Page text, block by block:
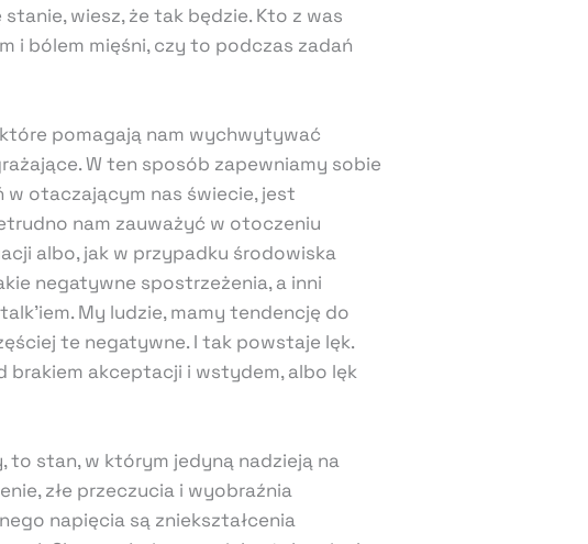
wiesz, że tak będzie. Kto z was
i bólem mięśni, czy to podczas zadań
pomagają nam wychwytywać
W ten sposób zapewniamy sobie
w otaczającym nas świecie, jest
nam zauważyć w otoczeniu
albo, jak w przypadku środowiska
negatywne spostrzeżenia, a inni
My ludzie, mamy tendencję do
te negatywne. I tak powstaje lęk.
brakiem akceptacji i wstydem, albo lęk
to stan, w którym jedyną nadzieją na
złe przeczucia i wyobraźnia
napięcia są zniekształcenia